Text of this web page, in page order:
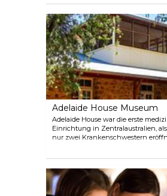
oder dem „königlichen Thron“
Königin bei ihrem Besuch
Adelaide House Museum
Adelaide House war die erste
Einrichtung in Zentralaustralien, als
nur zwei Krankenschwestern
Entworfen wurde es von Reverend
dieser Gegend war, beherbergt
aus der lokalen Geschichte sowie
das Flynn und Traeger damals